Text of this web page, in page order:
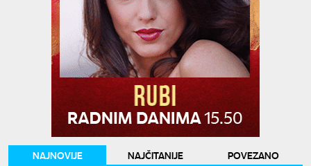
NAJNOVIJE NAJČITANIJE
POVEZANO